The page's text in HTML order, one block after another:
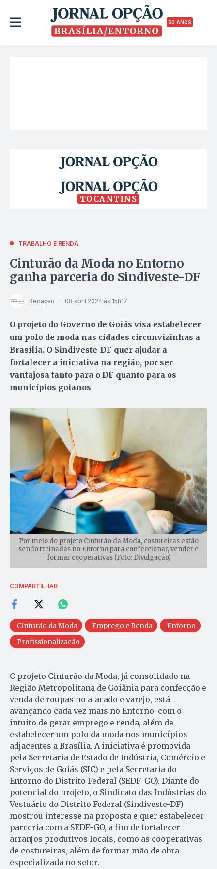
50 ANOS
TOCANTINS
TRABALHO E RENDA
Cinturão da Moda no Entorno
ganha parceria do Sindiveste-DF
Redação 08 abril 2024 às 15h17
O projeto do Governo de Goiás visa estabelecer
um polo de moda nas cidades circunvizinhas a
Brasília. O Sindiveste-DF quer ajudar a
fortalecer a iniciativa na região, por ser
vantajosa tanto para o DF quanto para os
municípios goianos
Por meio do projeto Cinturão da Moda, costureiras estão
sendo treinadas no Entorno para confeccionar, vender e
formar cooperativas (Foto: Divulgação)
COMPARTILHAR
Cinturão da Moda Emprego e Renda
Entorno
Profissionalização
O projeto Cinturão da Moda, já consolidado na
Região Metropolitana de Goiânia para confecção e
venda de roupas no atacado e varejo, está
avançando cada vez mais no Entorno, com o
intuito de gerar emprego e renda, além de
estabelecer um polo da moda nos municípios
adjacentes a Brasília. A iniciativa é promovida
pela Secretaria de Estado de Indústria, Comércio e
Serviços de Goiás (SIC) e pela Secretaria do
Entorno do Distrito Federal (SEDF-GO). Diante do
potencial do projeto, o Sindicato das Indústrias do
Vestuário do Distrito Federal (Sindiveste-DF)
mostrou interesse na proposta e quer estabelecer
parceria com a SEDF-GO, a fim de fortalecer
arranjos produtivos locais, como as cooperativas
de costureiras, além de formar mão de obra
especializada no setor.